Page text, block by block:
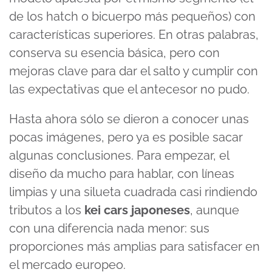
seconds
de los hatch o bicuerpo más pequeños) con
características superiores. En otras palabras,
conserva su esencia básica, pero con
mejoras clave para dar el salto y cumplir con
las expectativas que el antecesor no pudo.
Hasta ahora sólo se dieron a conocer unas
pocas imágenes, pero ya es posible sacar
algunas conclusiones. Para empezar, el
diseño da mucho para hablar, con líneas
limpias y una silueta cuadrada casi rindiendo
tributos a los kei cars japoneses, aunque
con una diferencia nada menor: sus
proporciones más amplias para satisfacer en
el mercado europeo.